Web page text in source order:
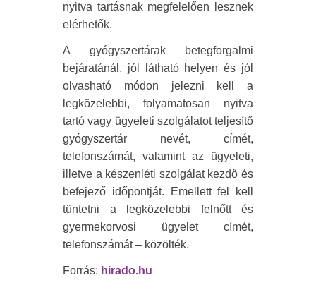
nyitva tartásnak megfelelően lesznek
elérhetők.
A gyógyszertárak betegforgalmi
bejáratánál, jól látható helyen és jól
olvasható módon jelezni kell a
legközelebbi, folyamatosan nyitva
tartó vagy ügyeleti szolgálatot teljesítő
gyógyszertár nevét, címét,
telefonszámát, valamint az ügyeleti,
illetve a készenléti szolgálat kezdő és
befejező időpontját. Emellett fel kell
tüntetni a legközelebbi felnőtt és
gyermekorvosi ügyelet címét,
telefonszámát – közölték.
Forrás: hirado.hu